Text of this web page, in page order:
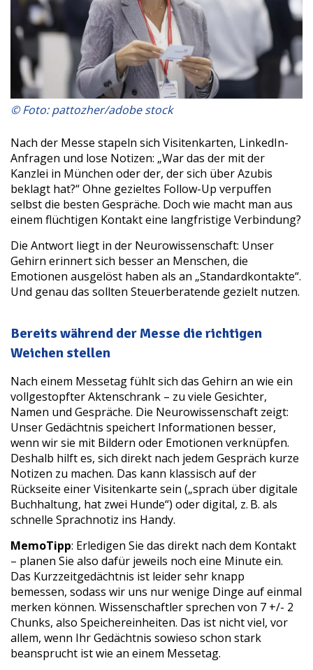
© Foto: pattozher/adobe stock
Nach der Messe stapeln sich Visitenkarten, LinkedIn-
Anfragen und lose Notizen: „War das der mit der
Kanzlei in München oder der, der sich über Azubis
beklagt hat?“ Ohne gezieltes Follow-Up verpuffen
selbst die besten Gespräche. Doch wie macht man aus
einem flüchtigen Kontakt eine langfristige Verbindung?
Die Antwort liegt in der Neurowissenschaft: Unser
Gehirn erinnert sich besser an Menschen, die
Emotionen ausgelöst haben als an „Standardkontakte“.
Und genau das sollten Steuerberatende gezielt nutzen.
Bereits während der Messe die richtigen
Weichen stellen
Nach einem Messetag fühlt sich das Gehirn an wie ein
vollgestopfter Aktenschrank – zu viele Gesichter,
Namen und Gespräche. Die Neurowissenschaft zeigt:
Unser Gedächtnis speichert Informationen besser,
wenn wir sie mit Bildern oder Emotionen verknüpfen.
Deshalb hilft es, sich direkt nach jedem Gespräch kurze
Notizen zu machen. Das kann klassisch auf der
Rückseite einer Visitenkarte sein („sprach über digitale
Buchhaltung, hat zwei Hunde“) oder digital, z. B. als
schnelle Sprachnotiz ins Handy.
MemoTipp: Erledigen Sie das direkt nach dem Kontakt
– planen Sie also dafür jeweils noch eine Minute ein.
Das Kurzzeitgedächtnis ist leider sehr knapp
bemessen, sodass wir uns nur wenige Dinge auf einmal
merken können. Wissenschaftler sprechen von 7 +/- 2
Chunks, also Speichereinheiten. Das ist nicht viel, vor
allem, wenn Ihr Gedächtnis sowieso schon stark
beansprucht ist wie an einem Messetag.